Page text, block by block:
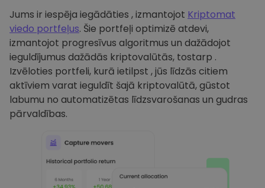
Jums ir iespēja iegādāties , izmantojot Kriptomat
viedo portfeļus. Šie portfeļi optimizē atdevi,
izmantojot progresīvus algoritmus un dažādojot
ieguldījumus dažādās kriptovalūtās, tostarp .
Izvēloties portfeli, kurā ietilpst , jūs līdzās citiem
aktīviem varat ieguldīt šajā kriptovalūtā, gūstot
labumu no automatizētas līdzsvarošanas un gudras
pārvaldības.